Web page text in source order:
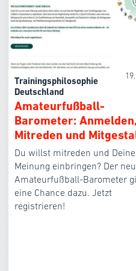
Trainingsphilosophie
Deutschland
Amateurfußball-
Barometer:
Mitreden und
Du willst mitreden und Deine
Meinung einbringen? Der
Amateurfußball-Barometer
eine Chance dazu. Jetzt
registrieren!